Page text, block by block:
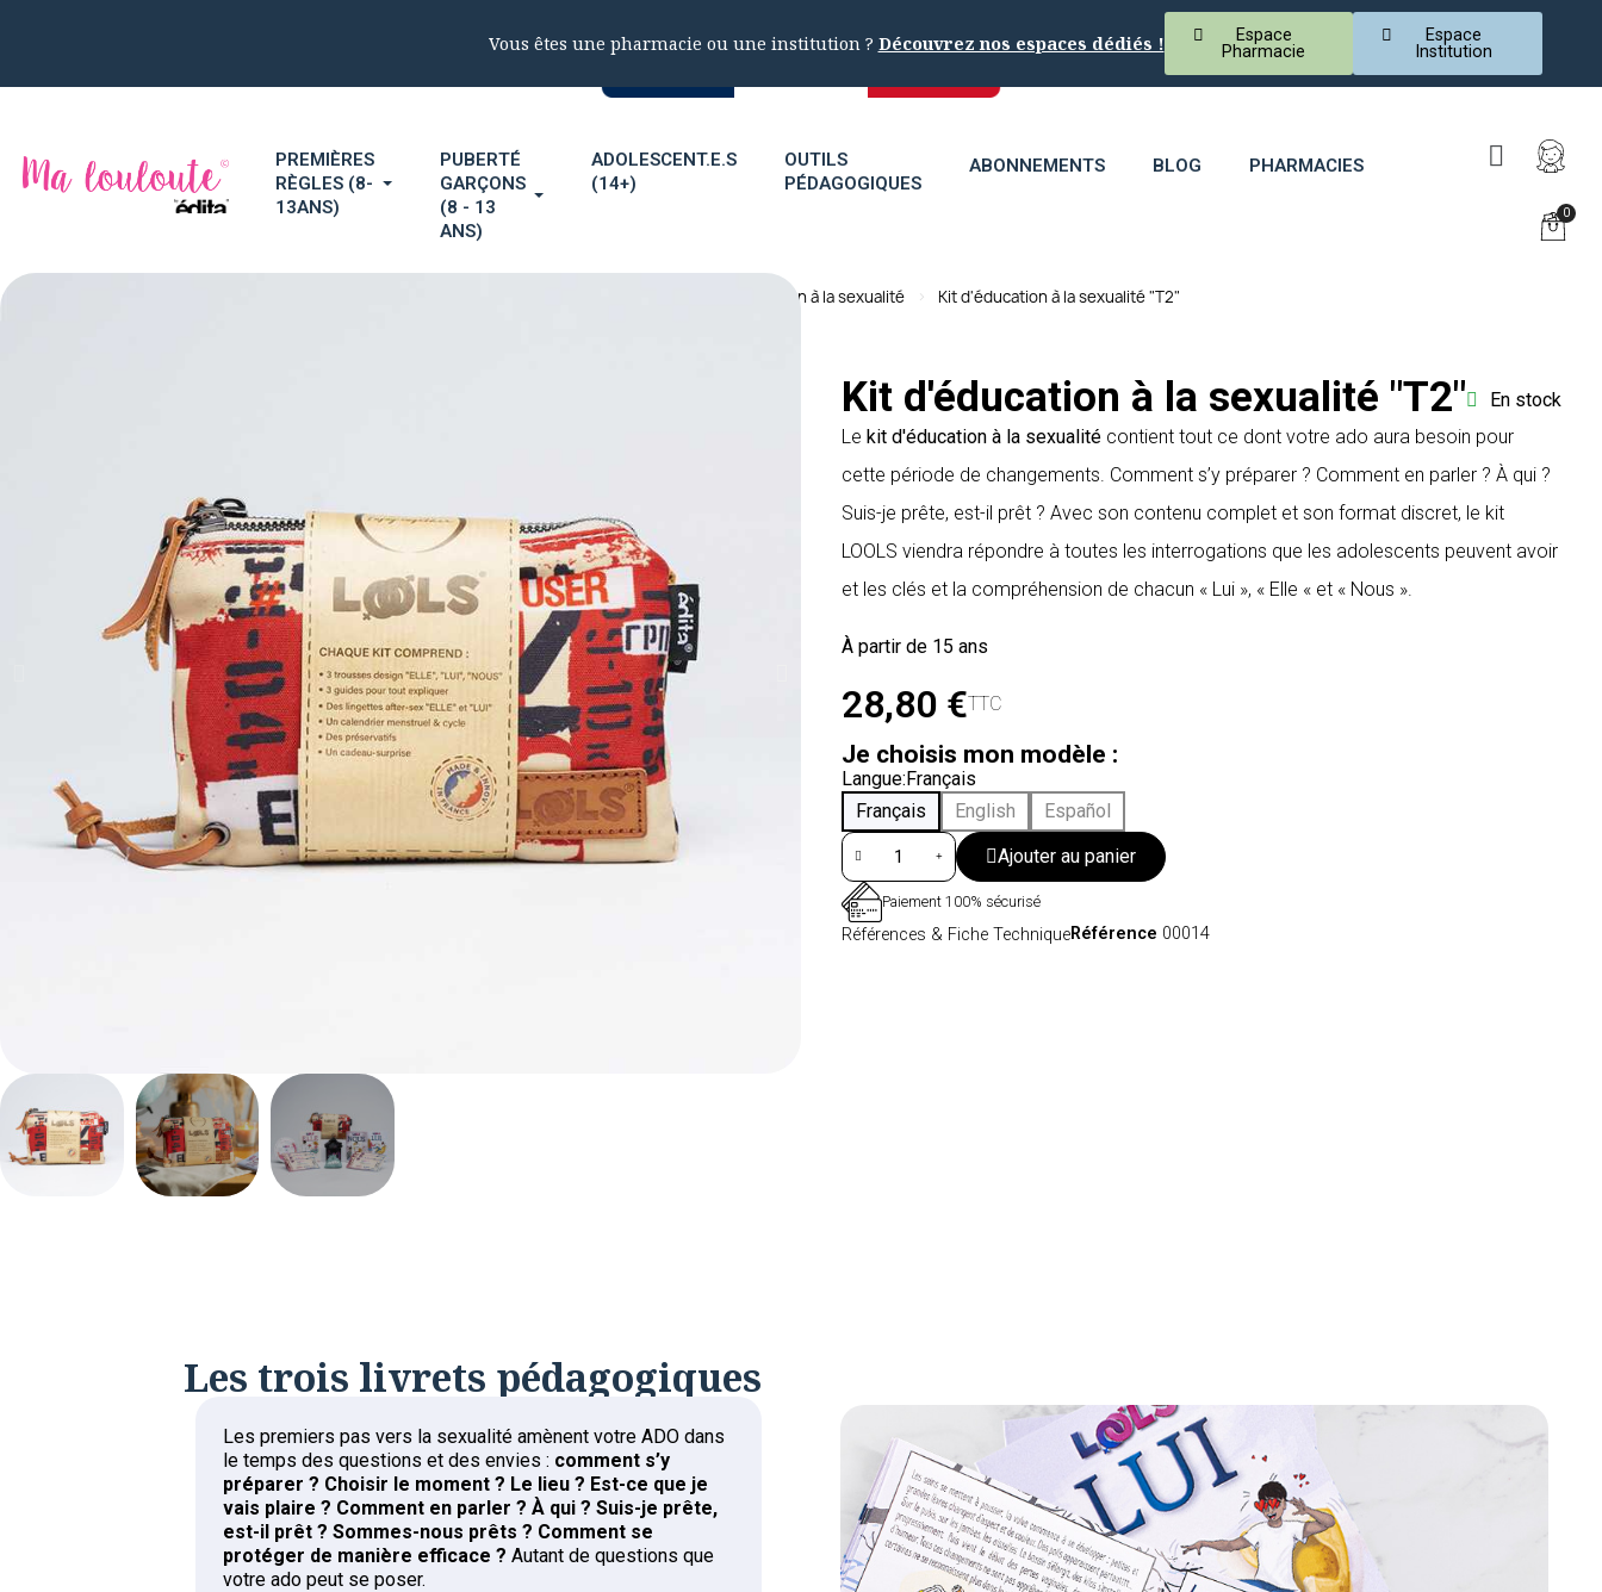
Vous êtes une pharmacie ou une institution ? Découvrez nos espaces dédiés !
Espace
Pharmacie
Espace
Institution
PREMIÈRES
RÈGLES (8-
13ANS)
PUBERTÉ
GARÇONS
(8 - 13
ANS)
ADOLESCENT.E.S
(14+)
OUTILS
PÉDAGOGIQUES
ABONNEMENTS BLOG PHARMACIES
Kits d'éducation à la sexualité Kit d'éducation à la sexualité "T2"
Kit d'éducation à la sexualité "T2"
En stock
Le kit d'éducation à la sexualitécontient tout ce dont votre ado aura besoin pour
cette période de changements. Comment s’y préparer ? Comment en parler ? À qui ?
Suis-je prête, est-il prêt ? Avec son contenu complet et son format discret, le kit
LOOLS viendra répondre à toutes les interrogations que les adolescents peuvent avoir
et les clés et la compréhension de chacun « Lui », « Elle « et « Nous ».
À partir de 15 ans
28,80 €TTC
Je choisis mon modèle :
Langue Français
Français
English
Español
Ajouter au panier
Paiement 100% sécurisé
Références & Fiche TechniqueRéférence 00014
Les trois livrets pédagogiques
Les premiers pas vers la sexualité amènent votre ADO dans
le temps des questions et des envies : comment s’y
préparer ? Choisir le moment ? Le lieu ? Est-ce que je
vais plaire ? Comment en parler ? À qui ? Suis-je prête,
est-il prêt ? Sommes-nous prêts ? Comment se
protéger de manière efficace ? Autant de questions que
votre ado peut se poser.